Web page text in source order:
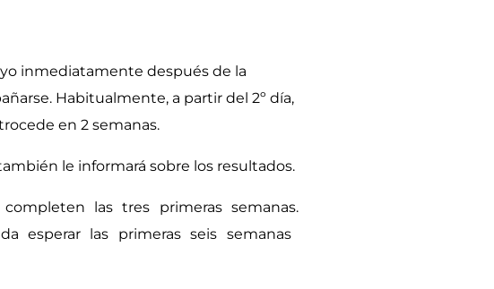
inmediatamente después de la
Habitualmente, a partir del 2º día,
en 2 semanas.
le informará sobre los resultados.
las tres primeras semanas.
esperar las primeras seis semanas